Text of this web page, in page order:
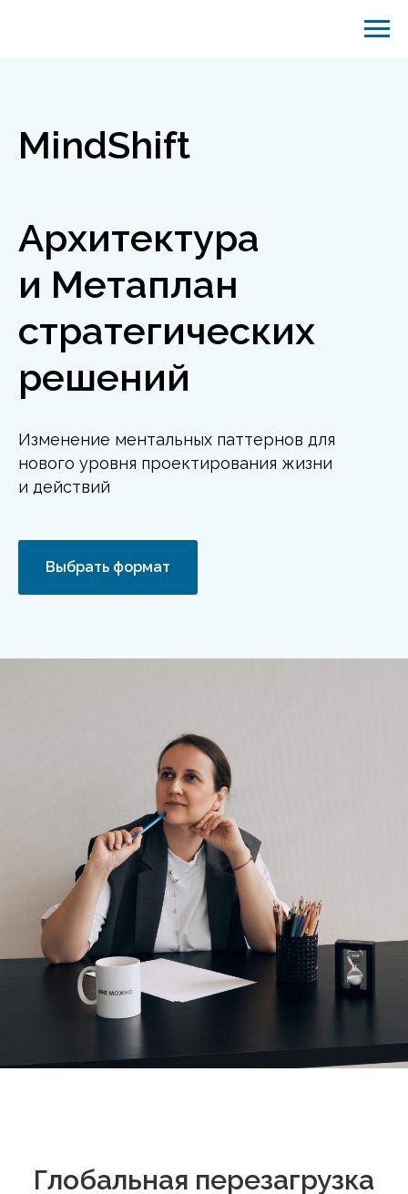
MindShift
Архитектура
и Метаплан
стратегических
решений
Изменение ментальных паттернов для
нового уровня проектирования жизни
и действий
Выбрать формат
Глобальная перезагрузка